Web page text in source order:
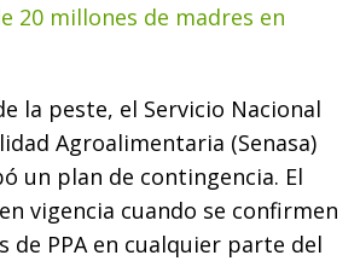
20 millones de madres en
la peste, el Servicio Nacional
Agroalimentaria (Senasa)
un plan de contingencia. El
vigencia cuando se confirmen
de PPA en cualquier parte del